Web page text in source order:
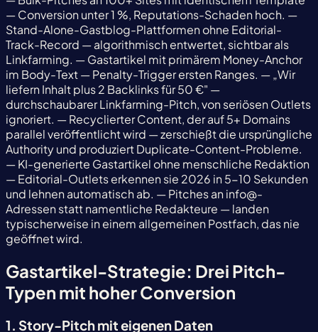
— Conversion unter 1 %, Reputations-Schaden hoch. —
Stand-Alone-Gastblog-Plattformen ohne Editorial-
Track-Record — algorithmisch entwertet, sichtbar als
Linkfarming. — Gastartikel mit primärem Money-Anchor
im Body-Text — Penalty-Trigger ersten Ranges. — „Wir
liefern Inhalt plus 2 Backlinks für 50 €" —
durchschaubarer Linkfarming-Pitch, von seriösen Outlets
ignoriert. — Recyclierter Content, der auf 5+ Domains
parallel veröffentlicht wird — zerschießt die ursprüngliche
Authority und produziert Duplicate-Content-Probleme.
— KI-generierte Gastartikel ohne menschliche Redaktion
— Editorial-Outlets erkennen sie 2026 in 5-10 Sekunden
und lehnen automatisch ab. — Pitches an info@-
Adressen statt namentliche Redakteure — landen
typischerweise in einem allgemeinen Postfach, das nie
geöffnet wird.
Gastartikel-Strategie: Drei Pitch-
Typen mit hoher Conversion
1. Story-Pitch mit eigenen Daten